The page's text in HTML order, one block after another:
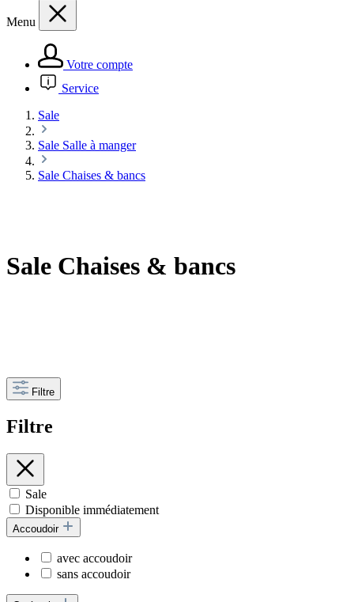
Menu
Votre compte
Service
Sale
Sale Salle à manger
Sale Chaises & bancs
Sale Chaises & bancs
Filtre
Filtre
Sale
Disponible immédiatement
Accoudoir
avec accoudoir
sans accoudoir